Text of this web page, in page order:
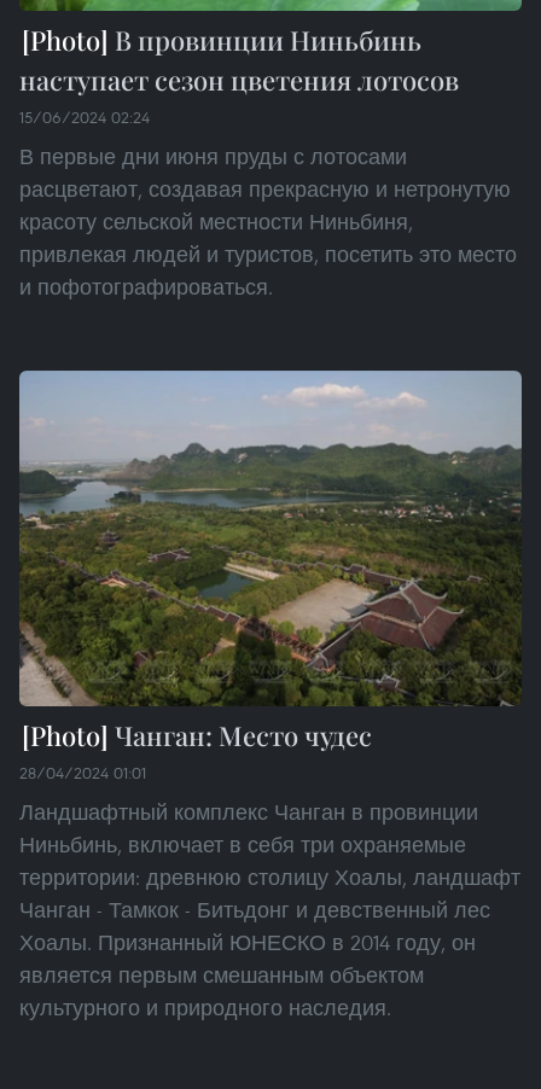
В провинции Ниньбинь
наступает cезон цветения лотосов
15/06/2024 02:24
В первые дни июня пруды с лотосами
расцветают, создавая прекрасную и нетронутую
красоту сельской местности Ниньбиня,
привлекая людей и туристов, посетить это место
и пофотографироваться.
Чанган: Место чудес
28/04/2024 01:01
Ландшафтный комплекс Чанган в провинции
Ниньбинь, включает в себя три охраняемые
территории: древнюю столицу Хоалы, ландшафт
Чанган - Тамкок - Битьдонг и девственный лес
Хоалы. Признанный ЮНЕСКО в 2014 году, он
является первым смешанным объектом
культурного и природного наследия.